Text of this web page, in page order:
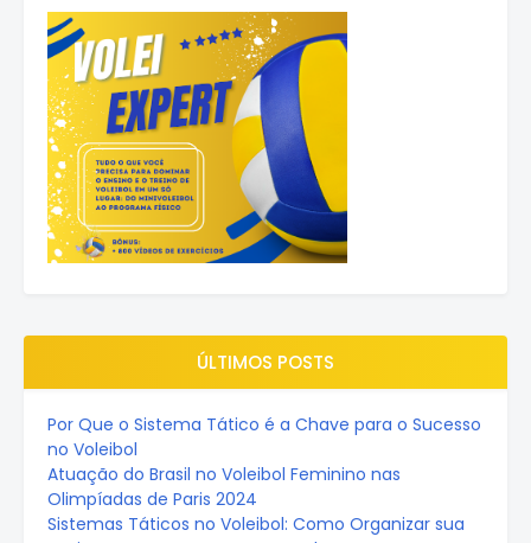
ÚLTIMOS POSTS
Por Que o Sistema Tático é a Chave para o Sucesso
no Voleibol
Atuação do Brasil no Voleibol Feminino nas
Olimpíadas de Paris 2024
Sistemas Táticos no Voleibol: Como Organizar sua